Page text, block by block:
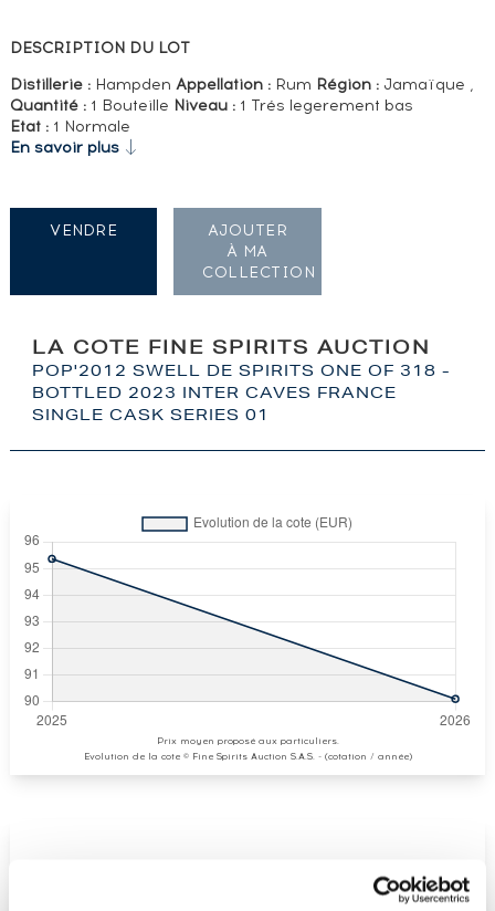
DESCRIPTION DU LOT
Distillerie :Hampden Appellation :Rum Région : Jamaïque ,
Quantité :1 Bouteille Niveau :1 Trés legerement bas
Etat :1 Normale
En savoir plus
LA COTE FINE SPIRITS AUCTION
POP'2012 SWELL DE SPIRITS ONE OF 318 -
BOTTLED 2023 INTER CAVES FRANCE
SINGLE CASK SERIES 01
Prix moyen proposé aux particuliers.
Evolution de la cote © Fine Spirits Auction S.A.S. - (cotation / année)
VENDRE
AJOUTER
À MA
COLLECTION